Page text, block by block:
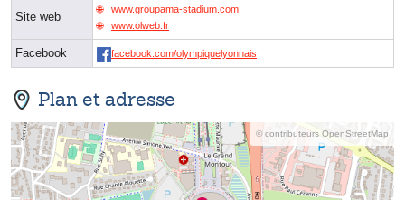
Site web
www.groupama-stadium.com
www.olweb.fr
Facebook facebook.com/olympiquelyonnais
Plan et adresse
© contributeurs OpenStreetMap